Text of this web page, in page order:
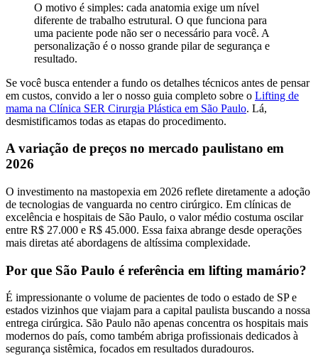
O motivo é simples: cada anatomia exige um nível
diferente de trabalho estrutural. O que funciona para
uma paciente pode não ser o necessário para você. A
personalização é o nosso grande pilar de segurança e
resultado.
Se você busca entender a fundo os detalhes técnicos antes de pensar
em custos, convido a ler o nosso guia completo sobre o Lifting de
mama na Clínica SER Cirurgia Plástica em São Paulo. Lá,
desmistificamos todas as etapas do procedimento.
A variação de preços no mercado paulistano em
2026
O investimento na mastopexia em 2026 reflete diretamente a adoção
de tecnologias de vanguarda no centro cirúrgico. Em clínicas de
excelência e hospitais de São Paulo, o valor médio costuma oscilar
entre R$ 27.000 e R$ 45.000. Essa faixa abrange desde operações
mais diretas até abordagens de altíssima complexidade.
Por que São Paulo é referência em lifting mamário?
É impressionante o volume de pacientes de todo o estado de SP e
estados vizinhos que viajam para a capital paulista buscando a nossa
entrega cirúrgica. São Paulo não apenas concentra os hospitais mais
modernos do país, como também abriga profissionais dedicados à
segurança sistêmica, focados em resultados duradouros.